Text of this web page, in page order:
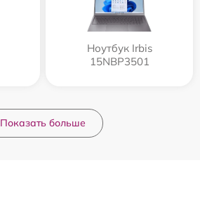
Ноутбук Irbis
15NBP3501
Показать больше